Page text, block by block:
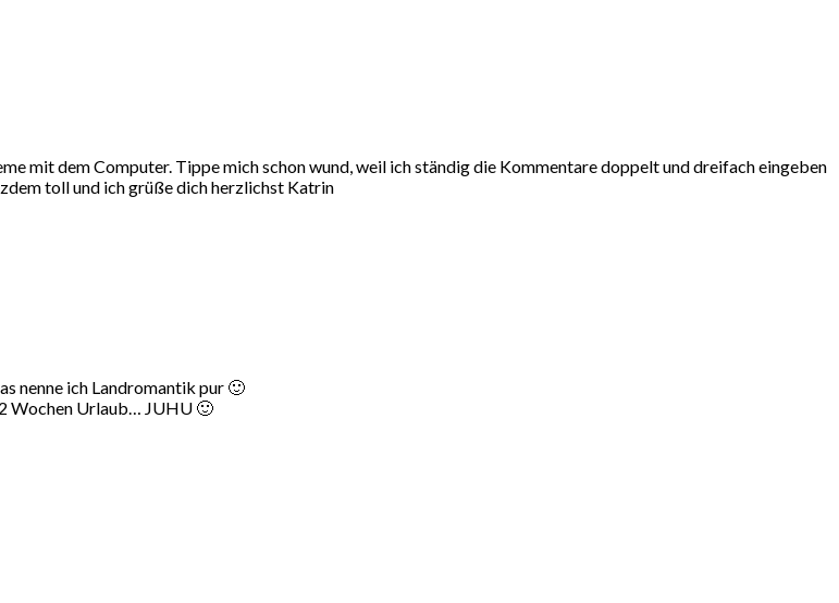
mit dem Computer. Tippe mich schon wund, weil ich ständig die Kommentare doppelt und dreifach eingeben
toll und ich grüße dich herzlichst Katrin
nenne ich Landromantik pur 🙂
Wochen Urlaub… JUHU 🙂